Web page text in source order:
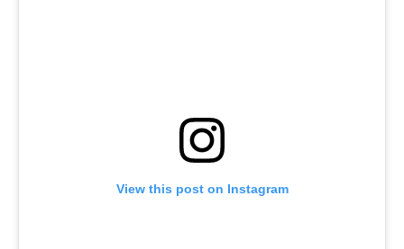
View this post on Instagram